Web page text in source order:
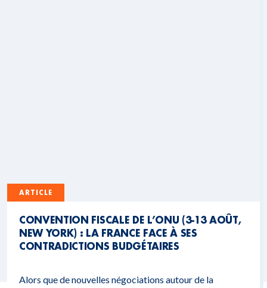
ARTICLE
CONVENTION FISCALE DE L’ONU (3-13 AOÛT,
NEW YORK) : LA FRANCE FACE À SES
CONTRADICTIONS BUDGÉTAIRES
Alors que de nouvelles négociations autour de la